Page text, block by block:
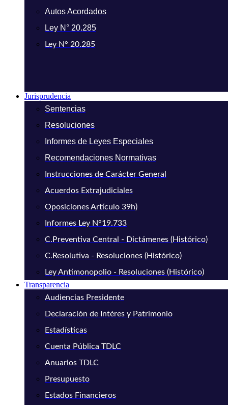
Autos Acordados
Ley N° 20.285
Ley N° 20.285
Jurisprudencia
Sentencias
Resoluciones
Informes de Leyes Especiales
Recomendaciones Normativas
Instrucciones de Carácter General
Acuerdos Extrajudiciales
Oposiciones Artículo 39h)
Informes Ley N°19.733
C.Preventiva Central - Dictámenes (Histórico)
C.Resolutiva - Resoluciones (Histórico)
Ley Antimonopolio - Resoluciones (Histórico)
Transparencia
Audiencias Presidente
Declaración de Intéres y Patrimonio
Estadísticas
Cuenta Pública TDLC
Anuarios TDLC
Presupuesto
Estados Financieros